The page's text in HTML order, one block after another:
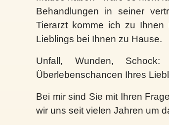
Behandlungen in seiner
Tierarzt komme ich zu Ihnen
Lieblings bei Ihnen zu Hause.
Unfall, Wunden,
Überlebenschancen Ihres
Bei mir sind Sie mit Ihren
wir uns seit vielen Jahren um